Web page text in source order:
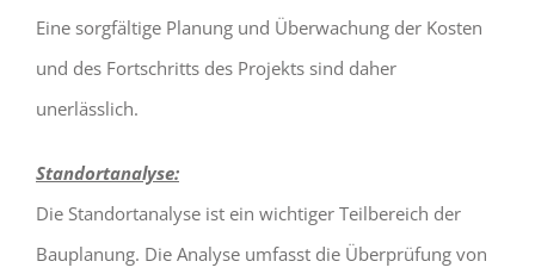
Eine sorgfältige Planung und Überwachung der Kosten
und des Fortschritts des Projekts sind daher
unerlässlich.
Standortanalyse:
Die Standortanalyse ist ein wichtiger Teilbereich der
Bauplanung. Die Analyse umfasst die Überprüfung von